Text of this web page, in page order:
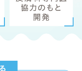
)以上のご